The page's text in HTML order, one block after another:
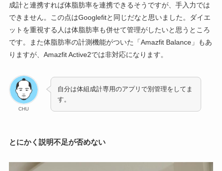
成計と連携すれば体脂肪率を連携できるそうですが、手入力では
できません。この点はGooglefitと同じだなと思いました。ダイエ
ットを重視する人は体脂肪率も併せて管理がしたいと思うところ
です。また体脂肪率の計測機能がついた「Amazfit Balance」もあ
りますが、Amazfit Active2では非対応になります。
CHU
自分は体組成計専用のアプリで別管理をしてま
す。
とにかく説明不足が否めない